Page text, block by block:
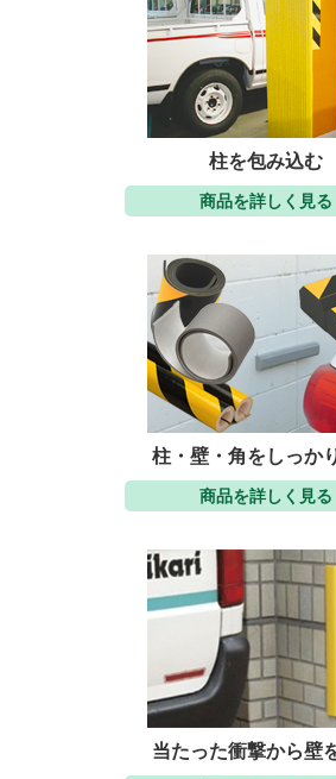
柱を包み込む
商品を詳しく見る
柱・壁・角をしっか
商品を詳しく見る
当たった衝撃から壁